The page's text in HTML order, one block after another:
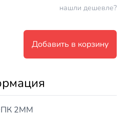
нашли дешевле?
Добавить в корзину
2ММ